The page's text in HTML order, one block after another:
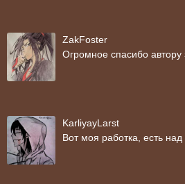
ZakFoster
Огромное спасибо автору
KarliyayLarst
Вот моя работка, есть